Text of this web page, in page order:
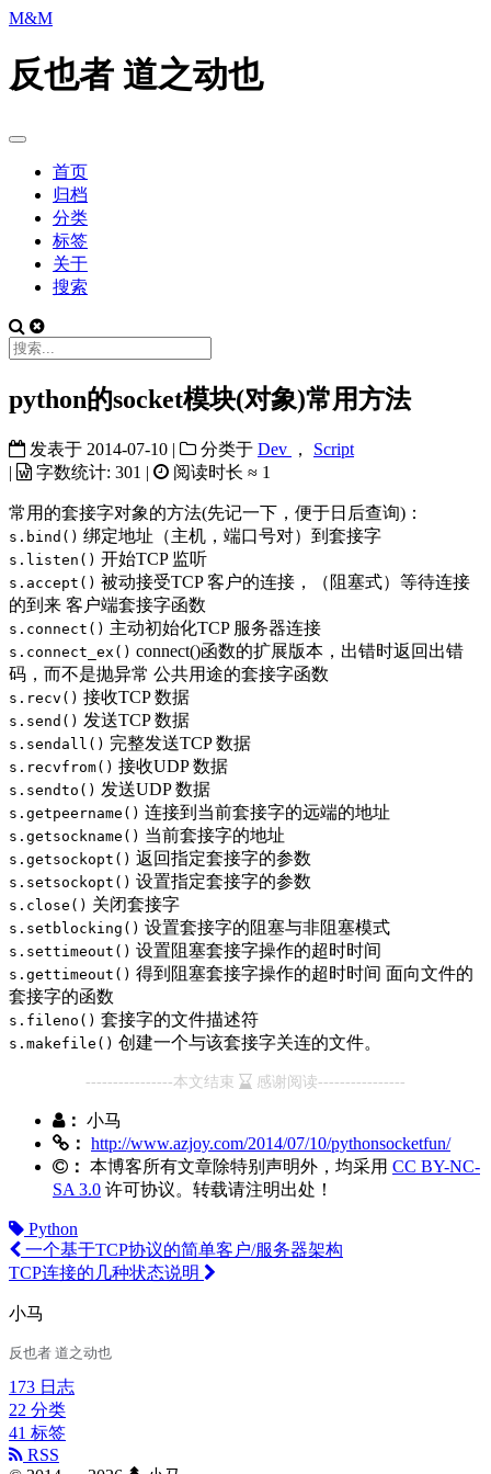
M&M
反也者 道之动也
首页
归档
分类
标签
关于
搜索
python的socket模块(对象)常用方法
发表于 2014-07-10 | 分类于 Dev ， Script
|
字数统计: 301 | 阅读时长 ≈ 1
常用的套接字对象的方法(先记一下，便于日后查询)：
s.bind() 绑定地址（主机，端口号对）到套接字
s.listen() 开始TCP 监听
s.accept() 被动接受TCP 客户的连接，（阻塞式）等待连接
的到来 客户端套接字函数
s.connect() 主动初始化TCP 服务器连接
s.connect_ex() connect()函数的扩展版本，出错时返回出错
码，而不是抛异常 公共用途的套接字函数
s.recv() 接收TCP 数据
s.send() 发送TCP 数据
s.sendall() 完整发送TCP 数据
s.recvfrom() 接收UDP 数据
s.sendto() 发送UDP 数据
s.getpeername() 连接到当前套接字的远端的地址
s.getsockname() 当前套接字的地址
s.getsockopt() 返回指定套接字的参数
s.setsockopt() 设置指定套接字的参数
s.close() 关闭套接字
s.setblocking() 设置套接字的阻塞与非阻塞模式
s.settimeout() 设置阻塞套接字操作的超时时间
s.gettimeout() 得到阻塞套接字操作的超时时间 面向文件的
套接字的函数
s.fileno() 套接字的文件描述符
s.makefile() 创建一个与该套接字关连的文件。
----------------本文结束 感谢阅读----------------
： 小马
： http://www.azjoy.com/2014/07/10/pythonsocketfun/
： 本博客所有文章除特别声明外，均采用 CC BY-NC-
SA 3.0 许可协议。转载请注明出处！
Python
一个基于TCP协议的简单客户/服务器架构
TCP连接的几种状态说明
小马
反也者 道之动也
173 日志
22 分类
41 标签
RSS